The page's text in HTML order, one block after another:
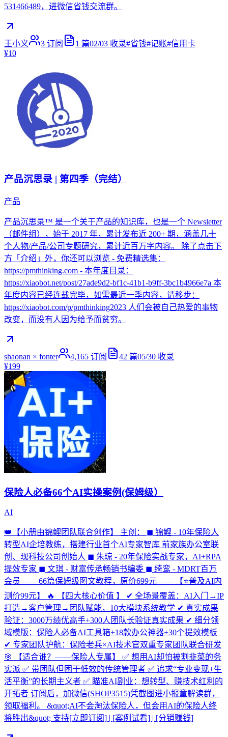
531466489，进微信省钱交流群。
王小义 3 订阅 1 篇02/03 收录#省钱#记账#信用卡
¥10
产品沉思录 | 第四季（完结）
产品
产品沉思录™ 是一个关于产品的知识库，也是一个 Newsletter
（邮件组），始于 2017 年，累计发布近 200+ 期，涵盖几十
个人物/产品/公司专题研究，累计近百万字内容。 除了点击下
方「介绍」外，你还可以浏览 - 免费精选集：
https://pmthinking.com - 本年度目录：
https://xiaobot.net/post/27ade9d2-bf1c-41b1-b9ff-3bc1b4966e7a 本
年度内容已经连载完毕，如需最近一季内容，请移步：
https://xiaobot.com/p/pmthinking2023 人们会被自己热爱的事物
改变，而没有人因为给予而贫穷。
shaonan × fonter 4,165 订阅 42 篇05/30 收录
¥199
保险人必备66个AI实操案例(保姆级）
AI
👑【小册由锦鲤团队联合创作】 主创： ◼ 锦鲤 - 10年保险人
转型AI企培教练，搭建行业首个AI专家智库 前家族办公室联
创、现科技公司创始人 ◼ 朱琼 - 20年保险实战专家，AI+RPA
提效专家 ◼ 文琪 - 财富传承畅销书编委 ◼ 绮鸾 - MDRT百万
会员 ——66篇保姆级图文教程，原价699元—— 【⭐普及AI内
测价99元】 🔥 【四大核心价值 】 ✔ 全场景覆盖：AI入门→IP
打造→客户管理→团队赋能，10大模块系统教学 ✔ 真实成果
验证：3000万绩优高手+300人团队长验证真实成果 ✔ 细分领
域模版：保险人必备AI工具箱+18款办公神器+30个提效模板
✔ 专家团队护航：保险老兵×AI技术官双重专家团队联合研发
🎯 【适合谁？——保险人专属】 ✅ 想用AI却怕被割韭菜的务
实派 ✅ 带团队但困于低效的传统管理者 ✅ 追求“专业变现+生
活平衡”的长期主义者 ✅ 瞄准AI副业：想转型、赚技术红利的
开拓者 订阅后，加微信(SHOP3515)凭截图进小报童解读群，
领取福利。 &quot;AI不会淘汰保险人，但会用AI的保险人终
将胜出&quot; 支持[立即订阅] | [案例试看] | [分销赚钱]